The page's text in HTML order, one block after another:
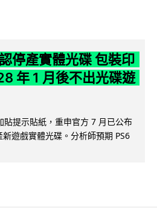
停產實體光碟 包裝印
年 1 月後不出光碟遊
貼提示貼紙，重申官方 7 月已公布
遊戲實體光碟。分析師預期 PS6